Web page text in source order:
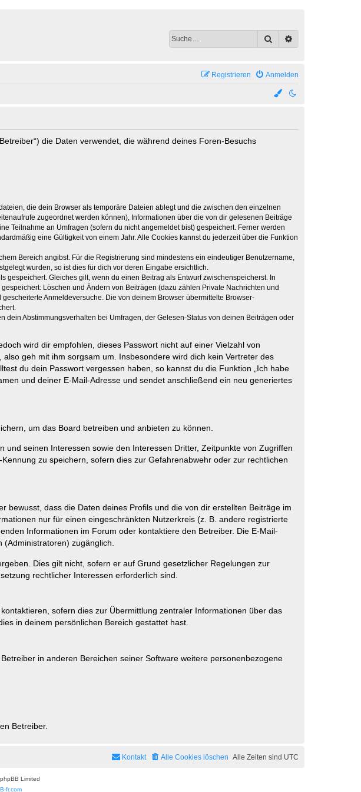
Suche
Anmelden
Registrieren
die Daten verwendet, die während deines Foren-Besuchs
die dein Browser als temporäre Dateien ablegt und die zwischen den einzelnen
zugeordnet werden können), Informationen über die von dir gelesenen Beiträge
Teilnahme an Umfragen (sofern du nicht angemeldet bist) gespeichert. Ferner werden
eine Gültigkeit von einem Jahr. Alle Cookies kannst du jederzeit über die Funktion
Bereich angibst. Für die Registrierung sind mindestens ein eindeutiger Benutzername,
wurden, so ist dies für dich vor deren Eingabe ersichtlich.
Gleiches gilt, wenn du einen Beitrag als Entwurf zwischenspeicherst. In
Löschen und Ändern von Beiträgen (dazu zählen Private Nachrichten und
Anmeldeversuche. Die von deinem Browser übermittelte Browser-
Abstimmungsverhalten bei Umfragen, der Gelesen-Status von deinen Beiträgen oder
wird dir empfohlen, dieses Passwort nicht auf einer Vielzahl von
geh mit ihm sorgsam um. Insbesondere wird dich kein Vertreter des
du dein Passwort vergessen haben, so kannst du die Funktion „Ich habe
und deiner E-Mail-Adresse und sendet anschließend ein neu generiertes
um das Board betreiben und anbieten zu können.
seinen Interessen sowie den Interessen Dritter, Zeitpunkte von Zugriffen
zu speichern, sofern dies zur Gefahrenabwehr oder zur rechtlichen
bewusst, dass die Daten deines Profils und die von dir erstellten Beiträge im
nur für einen eingeschränkten Nutzerkreis (z. B. andere registrierte
Informationen im Forum oder kontaktiere den Betreiber. Die E-Mail-
zugänglich.
Dies gilt nicht, sofern er auf Grund gesetzlicher Regelungen zur
rechtlicher Interessen erforderlich sind.
sofern dies zur Übermittlung zentraler Informationen über das
in deinem persönlichen Bereich gestattet hast.
in anderen Bereichen seiner Software weitere personenbezogene
Betreiber.
Alle Zeiten sind UTC
Alle Cookies löschen
Kontakt
Limited
fr.com